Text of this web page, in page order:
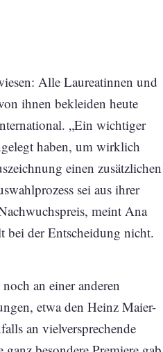
Alle Laureatinnen und
ihnen bekleiden heute
„Ein wichtiger
haben, um wirklich
einen zusätzlichen
sei aus ihrer
meint Ana
bei der Entscheidung nicht.
an einer anderen
etwa den Heinz Maier-
an vielversprechende